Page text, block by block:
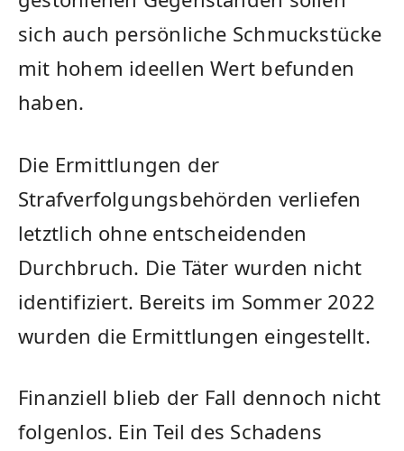
sich auch persönliche Schmuckstücke
mit hohem ideellen Wert befunden
haben.
Die Ermittlungen der
Strafverfolgungsbehörden verliefen
letztlich ohne entscheidenden
Durchbruch. Die Täter wurden nicht
identifiziert. Bereits im Sommer 2022
wurden die Ermittlungen eingestellt.
Finanziell blieb der Fall dennoch nicht
folgenlos. Ein Teil des Schadens